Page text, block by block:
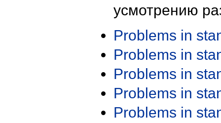
усмотрению
Problems in
Problems in
Problems in
Problems in
Problems in